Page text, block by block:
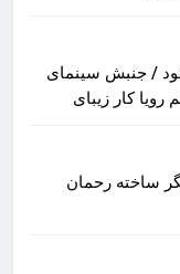
/ جنبش سینمای
رویا کار زیبای
ساخته رحمان